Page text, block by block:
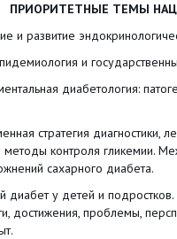
ПРИОРИТЕТНЫЕ ТЕМЫ
и государственные
диабетология:
диагностики,
контроля гликемии.
сахарного диабета.
у детей и подростков.
достижения, проблемы,